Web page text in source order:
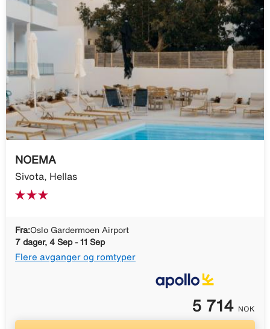
NOEMA
Sivota, Hellas
Fra:Oslo Gardermoen Airport
7 dager, 4 Sep - 11 Sep
Flere avganger og romtyper
5 714 NOK